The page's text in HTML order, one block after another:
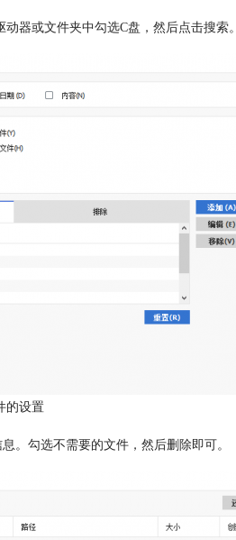
器或文件夹中勾选C盘，然后点击搜索。
的设置
。勾选不需要的文件，然后删除即可。